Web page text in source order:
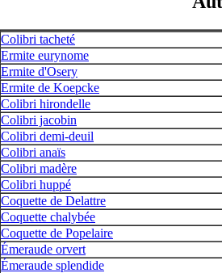
Colibri tacheté
Ermite eurynome
Ermite d'Osery
Ermite de Koepcke
Colibri hirondelle
Colibri jacobin
Colibri demi-deuil
Colibri anaïs
Colibri madère
Colibri huppé
Coquette de Delattre
Coquette chalybée
Coquette de Popelaire
Émeraude orvert
Émeraude splendide